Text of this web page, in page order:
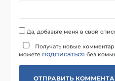
Да, добавьте меня в свой
Получать новые
можете подписаться без